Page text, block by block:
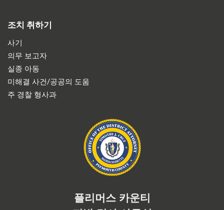
조치 취하기
사기
의무 보고자
실종 아동
미해결 사건/공공의 도움
주 경찰 형사과
플리머스 카운티